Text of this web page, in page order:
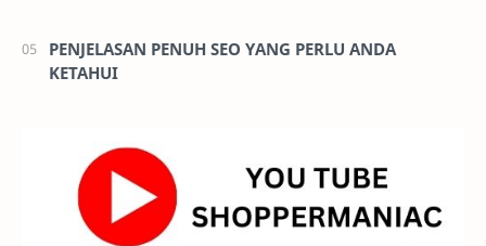
PENJELASAN PENUH SEO YANG PERLU ANDA
KETAHUI